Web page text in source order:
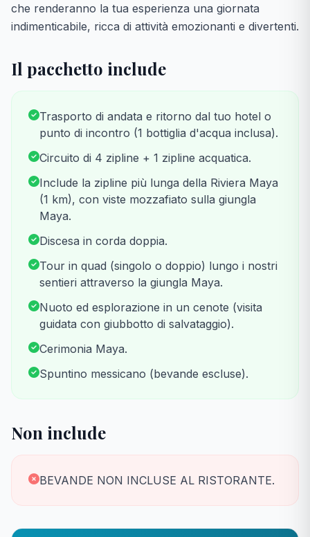
che renderanno la tua esperienza una giornata
indimenticabile, ricca di attività emozionanti e divertenti.
Il pacchetto include
Trasporto di andata e ritorno dal tuo hotel o
punto di incontro (1 bottiglia d'acqua inclusa).
Circuito di 4 zipline + 1 zipline acquatica.
Include la zipline più lunga della Riviera Maya
(1 km), con viste mozzafiato sulla giungla
Maya.
Discesa in corda doppia.
Tour in quad (singolo o doppio) lungo i nostri
sentieri attraverso la giungla Maya.
Nuoto ed esplorazione in un cenote (visita
guidata con giubbotto di salvataggio).
Cerimonia Maya.
Spuntino messicano (bevande escluse).
Non include
BEVANDE NON INCLUSE AL RISTORANTE.